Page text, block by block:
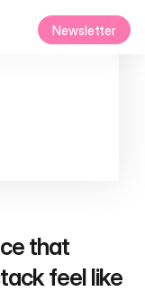
Newsletter
that
feel like